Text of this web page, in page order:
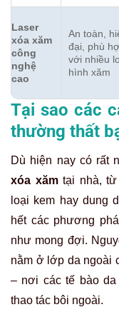
Laser
xóa xăm
công
nghệ
cao
An toàn,
đại, phù
với nhiều
hình xăm
Tại sao các
thường thất
Dù hiện nay có rất
xóa xămtại nhà,
loại kem hay dung
hết các phương
như mong đợi.
nằm ở lớp da ngoài
– nơi các tế bào
thao tác bôi ngoài.